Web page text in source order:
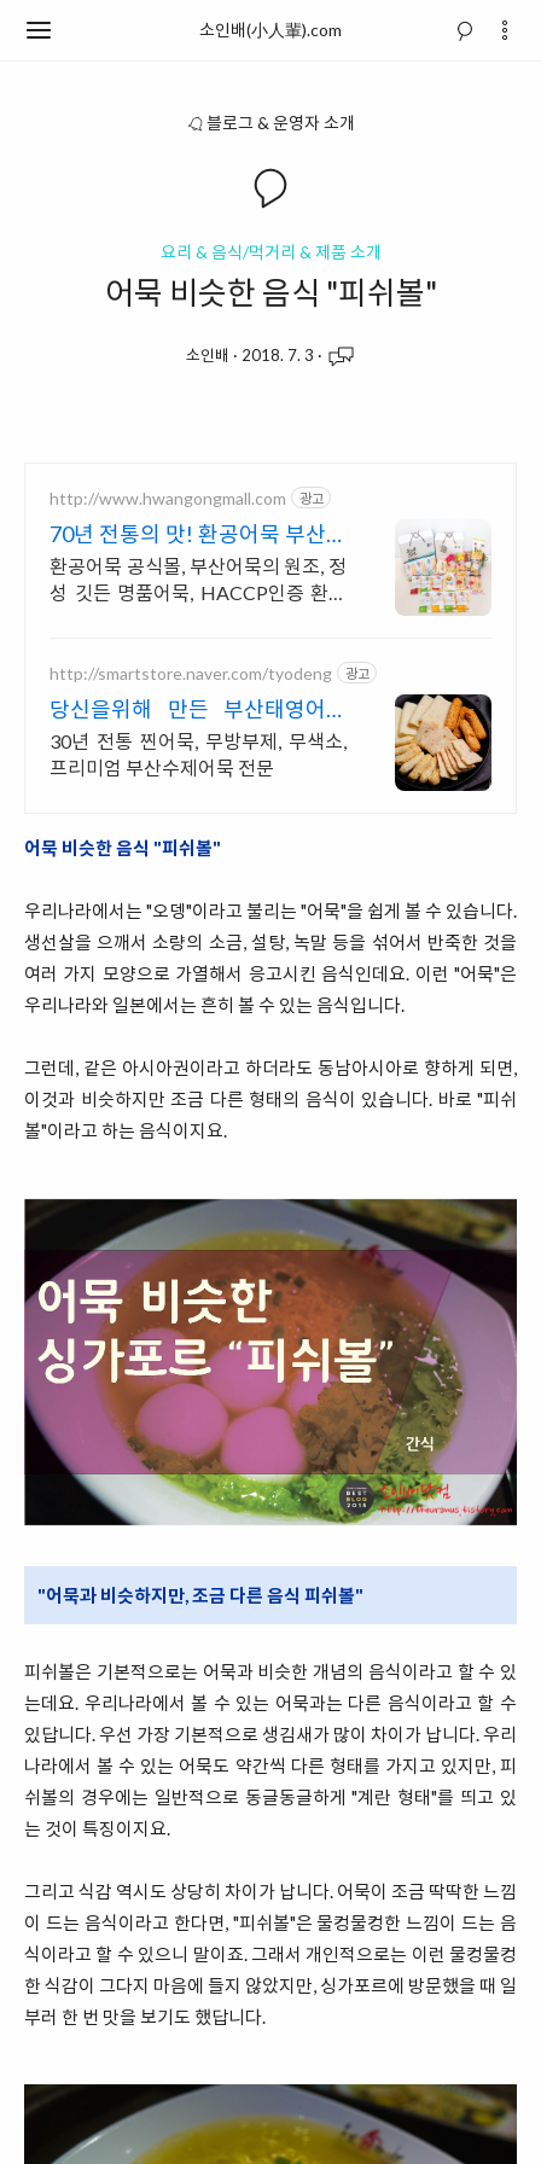
소인배(小人輩).com
블로그 & 운영자 소개
요리 & 음식/먹거리 & 제품 소개
어묵 비슷한 음식 "피쉬볼"
소인배 · 2018. 7. 3 ·
http://www.hwangongmall.com 광고
70년 전통의 맛! 환공어묵 부산어
묵의 끝판왕 !
환공어묵 공식몰, 부산어묵의 원조, 정
성 깃든 명품어묵, HACCP인증 환공
http://smartstore.naver.com/tyodeng 광고
당신을위해 만든 부산태영어묵
당일제조당일소비 이게 수제다
30년 전통 찐어묵, 무방부제, 무색소,
프리미엄 부산수제어묵 전문
어묵 비슷한 음식 "피쉬볼"
우리나라에서는 "오뎅"이라고 불리는 "어묵"을 쉽게 볼 수 있습니다.
생선살을 으깨서 소량의 소금, 설탕, 녹말 등을 섞어서 반죽한 것을
여러 가지 모양으로 가열해서 응고시킨 음식인데요. 이런 "어묵"은
우리나라와 일본에서는 흔히 볼 수 있는 음식입니다.
그런데, 같은 아시아권이라고 하더라도 동남아시아로 향하게 되면,
이것과 비슷하지만 조금 다른 형태의 음식이 있습니다. 바로 "피쉬
볼"이라고 하는 음식이지요.
"어묵과 비슷하지만, 조금 다른 음식 피쉬볼"
피쉬볼은 기본적으로는 어묵과 비슷한 개념의 음식이라고 할 수 있
는데요. 우리나라에서 볼 수 있는 어묵과는 다른 음식이라고 할 수
있답니다. 우선 가장 기본적으로 생김새가 많이 차이가 납니다. 우리
나라에서 볼 수 있는 어묵도 약간씩 다른 형태를 가지고 있지만, 피
쉬볼의 경우에는 일반적으로 동글동글하게 "계란 형태"를 띄고 있
는 것이 특징이지요.
그리고 식감 역시도 상당히 차이가 납니다. 어묵이 조금 딱딱한 느낌
이 드는 음식이라고 한다면, "피쉬볼"은 물컹물컹한 느낌이 드는 음
식이라고 할 수 있으니 말이죠. 그래서 개인적으로는 이런 물컹물컹
한 식감이 그다지 마음에 들지 않았지만, 싱가포르에 방문했을 때 일
부러 한 번 맛을 보기도 했답니다.